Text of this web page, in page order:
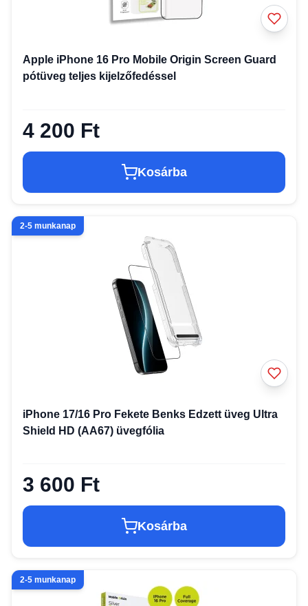
Apple iPhone 16 Pro Mobile Origin Screen Guard
pótüveg teljes kijelzőfedéssel
4 200 Ft
Kosárba
2-5 munkanap
iPhone 17/16 Pro Fekete Benks Edzett üveg Ultra
Shield HD (AA67) üvegfólia
3 600 Ft
Kosárba
2-5 munkanap